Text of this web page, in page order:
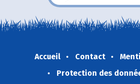
Accueil Contact
Protection des